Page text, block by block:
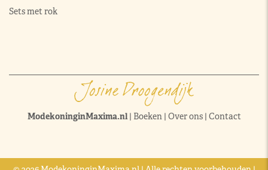
Sets met rok
ModekoninginMaxima.nl| Boeken| Over ons| Contact